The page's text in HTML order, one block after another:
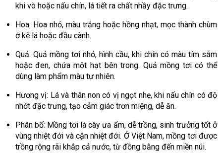
khi vò hoặc nấu chín, lá tiết ra chất nhầy đặc trưng.
Hoa: Hoa nhỏ, màu trắng hoặc hồng nhạt, mọc thành chùm
ở kẽ lá hoặc đầu cành.
Quả: Quả mồng tơi nhỏ, hình cầu, khi chín có màu tím sẫm
hoặc đen, chứa một hạt bên trong. Quả mồng tơi có thể
dùng làm phẩm màu tự nhiên.
Hương vị: Lá và thân non có vị ngọt nhẹ, khi nấu chín có độ
nhớt đặc trưng, tạo cảm giác trơn miệng, dễ ăn.
Phân bố: Mồng tơi là cây ưa ẩm, dễ trồng, sinh trưởng tốt ở
vùng nhiệt đới và cận nhiệt đới. Ở Việt Nam, mồng tơi được
trồng rộng rãi khắp cả nước, từ đồng bằng đến miền núi.